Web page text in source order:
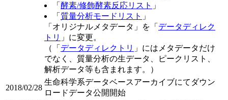
「 酵素/修飾酵素反応リスト 」
「 質量分析モードリスト 」
「オリジナルメタデータ」を「 データディレク
トリ 」に変更。
（「 データディレクトリ 」にはメタデータだけ
でなく、質量分析の生データ、ピークリスト、
解析データ等も含まれます。）
2018/02/28
生命科学系データベースアーカイブにてダウン
ロードデータ公開開始